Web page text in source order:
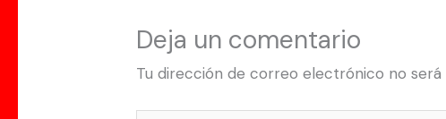
Deja un comentario
Tu dirección de correo electrónico no será